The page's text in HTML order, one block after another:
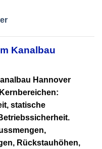
Kanalbau
Hannover
statische
Rückstauhöhen,